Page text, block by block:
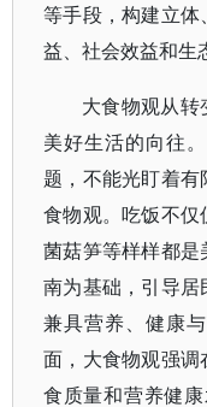
等手段，构建立
益、社会效益和生
大食物观从
美好生活的向往
题，不能光盯着
食物观。吃饭不仅
菌菇笋等样样都
南为基础，引导
兼具营养、健康
面，大食物观强
食质量和营养健